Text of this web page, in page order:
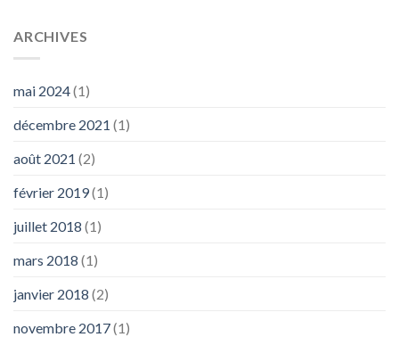
ARCHIVES
mai 2024(1)
décembre 2021 (1)
août 2021 (2)
février 2019(1)
juillet 2018 (1)
mars 2018 (1)
janvier 2018 (2)
novembre 2017(1)